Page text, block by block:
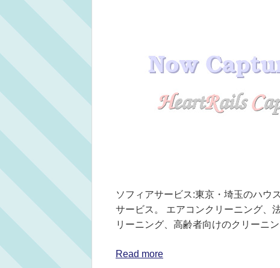
ソフィアサービス:東京・埼玉のハウ
サービス。 エアコンクリーニング、
リーニング、高齢者向けのクリーニン
Read more